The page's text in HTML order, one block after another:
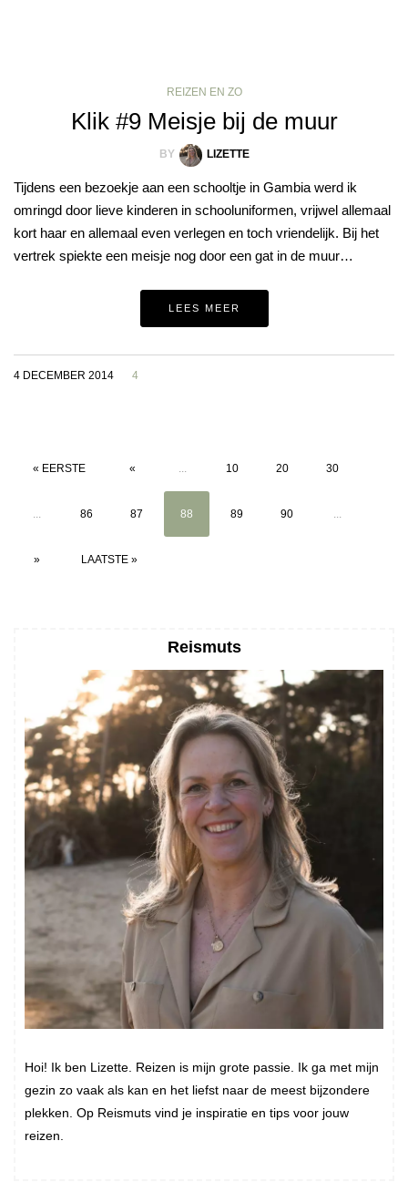
REIZEN EN ZO
Klik #9 Meisje bij de muur
BY LIZETTE
Tijdens een bezoekje aan een schooltje in Gambia werd ik
omringd door lieve kinderen in schooluniformen, vrijwel allemaal
kort haar en allemaal even verlegen en toch vriendelijk. Bij het
vertrek spiekte een meisje nog door een gat in de muur…
LEES MEER
4 DECEMBER 2014 4
« EERSTE « 10 20 30
86 87 88 89 90
» LAATSTE »
Reismuts
Hoi! Ik ben Lizette. Reizen is mijn grote passie. Ik ga met mijn
gezin zo vaak als kan en het liefst naar de meest bijzondere
plekken. Op Reismuts vind je inspiratie en tips voor jouw
reizen.